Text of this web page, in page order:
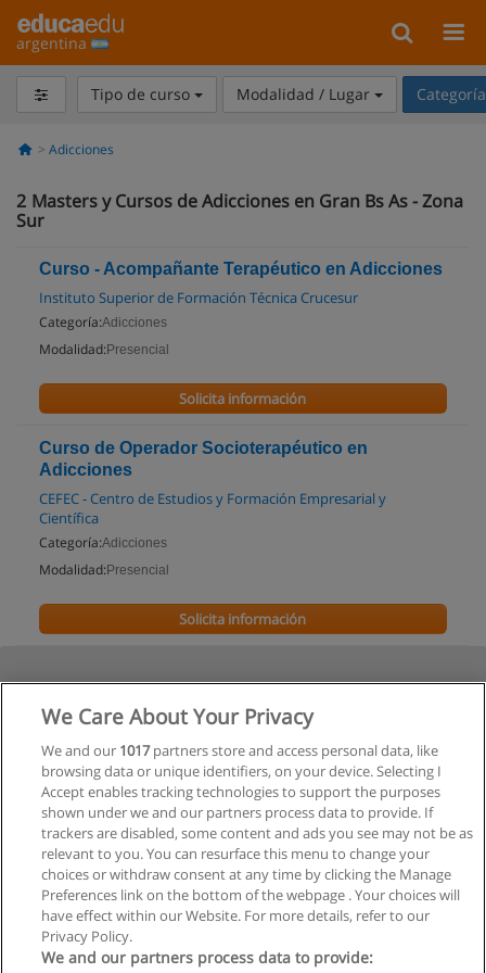
argentina
Tipo de curso Modalidad / Lugar
Adicciones
2 Masters y Cursos de Adicciones en Gran Bs As - Zona
Sur
Curso - Acompañante Terapéutico en Adicciones
Instituto Superior de Formación Técnica Crucesur
Categoría:Adicciones
Modalidad: Presencial
Solicita información
Curso de Operador Socioterapéutico en
Adicciones
CEFEC - Centro de Estudios y Formación Empresarial y
Científica
Categoría:Adicciones
Modalidad: Presencial
Solicita información
We Care About Your Privacy
We and our 1017partners store and access personal data, like
browsing data or unique identifiers, on your device. Selecting I
Accept enables tracking technologies to support the purposes
shown under we and our partners process data to provide. If
trackers are disabled, some content and ads you see may not be as
relevant to you. You can resurface this menu to change your
choices or withdraw consent at any time by clicking the Manage
Preferences link on the bottom of the webpage . Your choices will
have effect within our Website. For more details, refer to our
Privacy Policy.
We and our partners process data to provide: